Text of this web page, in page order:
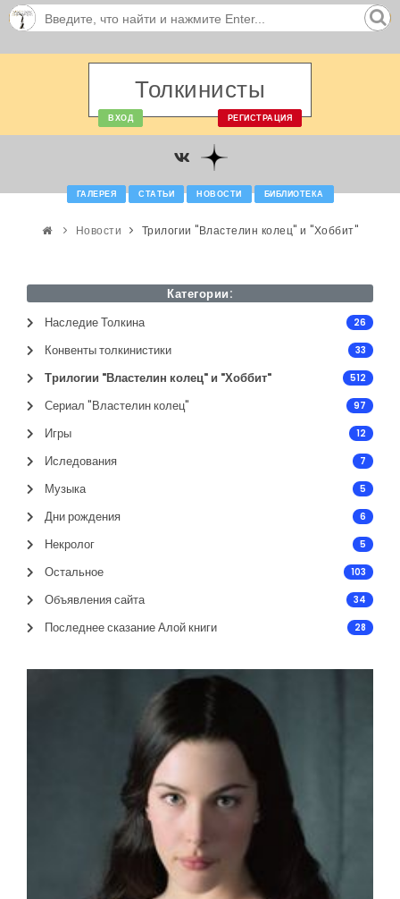
Толкинисты
ВХОД РЕГИСТРАЦИЯ
ГАЛЕРЕЯ СТАТЬИ НОВОСТИ БИБЛИОТЕКА
Новости Трилогии "Властелин колец" и "Хоббит"
Категории:
Наследие Толкина
26
Конвенты толкинистики 33
Трилогии "Властелин колец" и "Хоббит" 512
Сериал "Властелин колец" 97
Игры 12
Иследования 7
Музыка 5
Дни рождения 6
Некролог 5
Остальное 103
Объявления сайта 34
Последнее сказание Алой книги 28